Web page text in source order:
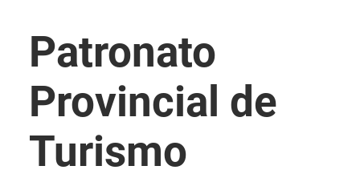
Patronato
Provincial de
Turismo